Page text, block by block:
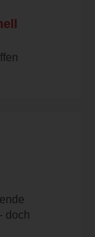
doch